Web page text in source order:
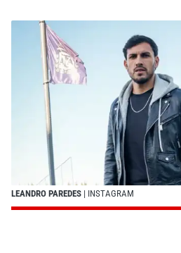
LEANDRO PAREDES | INSTAGRAM